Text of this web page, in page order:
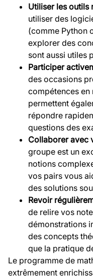
Utiliser les outils
utiliser des
(comme Python
explorer des
sont aussi utiles
Participer
des occasions
compétences en
permettent
répondre
questions des
Collaborer avec
groupe est un
notions
vos pairs vous
des solutions
Revoir
de relire vos
démonstrations
des concepts
que la pratique
Le programme de
extrêmement